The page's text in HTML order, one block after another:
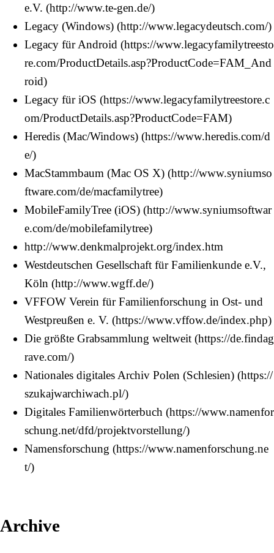
e.V.
Legacy (Windows)
Legacy für Android
Legacy für iOS
Heredis (Mac/Windows)
MacStammbaum (Mac OS X)
MobileFamilyTree (iOS)
http://www.denkmalprojekt.org/index.htm
Westdeutschen Gesellschaft für Familienkunde e.V.,
Köln
VFFOW Verein für Familienforschung in Ost- und
Westpreußen e. V.
Die größte Grabsammlung weltweit
Nationales digitales Archiv Polen (Schlesien)
Digitales Familienwörterbuch
Namensforschung
Archive